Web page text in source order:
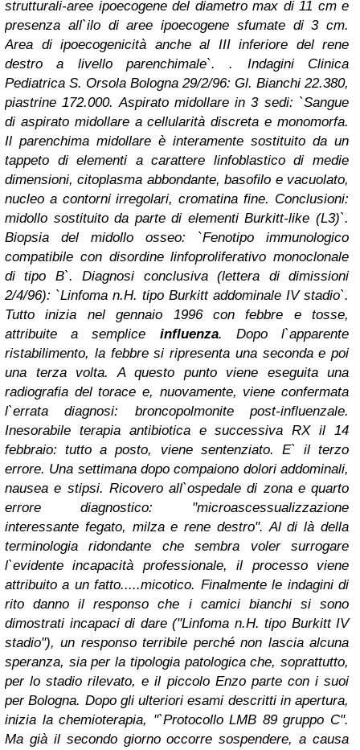
strutturali-aree ipoecogene del diametro max di 11 cm e
presenza all`ilo di aree ipoecogene sfumate di 3 cm.
Area di ipoecogenicità anche al III inferiore del rene
destro a livello parenchimale`. . Indagini Clinica
Pediatrica S. Orsola Bologna 29/2/96: Gl. Bianchi 22.380,
piastrine 172.000. Aspirato midollare in 3 sedi: `Sangue
di aspirato midollare a cellularità discreta e monomorfa.
Il parenchima midollare è interamente sostituito da un
tappeto di elementi a carattere linfoblastico di medie
dimensioni, citoplasma abbondante, basofilo e vacuolato,
nucleo a contorni irregolari, cromatina fine. Conclusioni:
midollo sostituito da parte di elementi Burkitt-like (L3)`.
Biopsia del midollo osseo: `Fenotipo immunologico
compatibile con disordine linfoproliferativo monoclonale
di tipo B`. Diagnosi conclusiva (lettera di dimissioni
2/4/96): `Linfoma n.H. tipo Burkitt addominale IV stadio`.
Tutto inizia nel gennaio 1996 con febbre e tosse,
attribuite a semplice influenza. Dopo l`apparente
ristabilimento, la febbre si ripresenta una seconda e poi
una terza volta. A questo punto viene eseguita una
radiografia del torace e, nuovamente, viene confermata
l`errata diagnosi: broncopolmonite post-influenzale.
Inesorabile terapia antibiotica e successiva RX il 14
febbraio: tutto a posto, viene sentenziato. E` il terzo
errore. Una settimana dopo compaiono dolori addominali,
nausea e stipsi. Ricovero all`ospedale di zona e quarto
errore diagnostico: "microascessualizzazione
interessante fegato, milza e rene destro". Al di là della
terminologia ridondante che sembra voler surrogare
l`evidente incapacità professionale, il processo viene
attribuito a un fatto.....micotico. Finalmente le indagini di
rito danno il responso che i camici bianchi si sono
dimostrati incapaci di dare ("Linfoma n.H. tipo Burkitt IV
stadio"), un responso terribile perché non lascia alcuna
speranza, sia per la tipologia patologica che, soprattutto,
per lo stadio rilevato, e il piccolo Enzo parte con i suoi
per Bologna. Dopo gli ulteriori esami descritti in apertura,
inizia la chemioterapia, "`Protocollo LMB 89 gruppo C".
Ma già il secondo giorno occorre sospendere, a causa